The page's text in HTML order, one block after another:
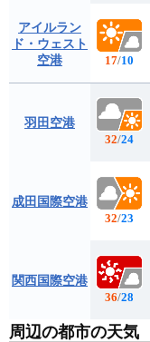
アイルラン
ド・ウェスト
空港
羽田空港
成田国際空港
関西国際空港
17/10
32/24
32/23
36/28
周辺の都市の天気